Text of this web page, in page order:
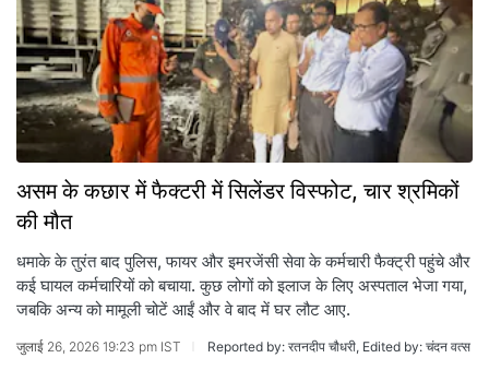
असम के कछार में फैक्टरी में सिलेंडर विस्फोट, चार श्रमिकों
की मौत
धमाके के तुरंत बाद पुलिस, फायर और इमरजेंसी सेवा के कर्मचारी फैक्ट्री पहुंचे और
कई घायल कर्मचारियों को बचाया. कुछ लोगों को इलाज के लिए अस्पताल भेजा गया,
जबकि अन्य को मामूली चोटें आईं और वे बाद में घर लौट आए.
जुलाई 26, 2026 19:23 pm IST Reported by: रतनदीप चौधरी, Edited by: चंदन वत्स